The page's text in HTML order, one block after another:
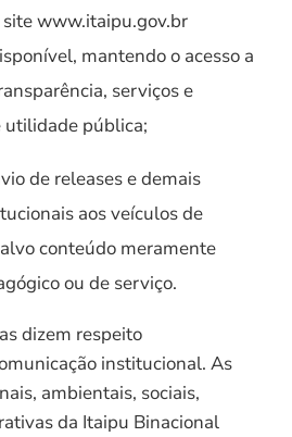
www.itaipu.gov.br
mantendo o acesso a
serviços e
utilidade pública;
de releases e demais
aos veículos de
conteúdo meramente
ou de serviço.
dizem respeito
institucional. As
ambientais, sociais,
da Itaipu Binacional